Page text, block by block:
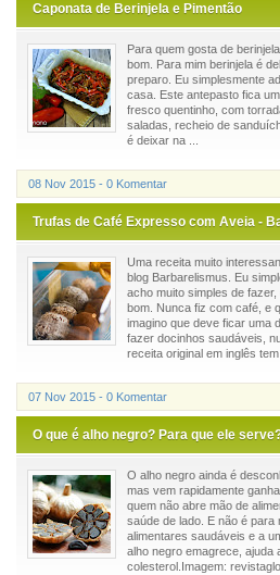
Caponata de Berinjela e Pimentão
Para quem gosta de
bom. Para mim berinjela é
preparo. Eu simplesmente
casa. Este antepasto fica
fresco quentinho, com
saladas, recheio de
é deixar na ...
08 Nov 2015 - 0 Komentar
Trufas de Café Expresso com Aveia -
Uma receita muito
blog Barbarelismus. Eu
acho muito simples de
bom. Nunca fiz com café, e
imagino que deve ficar uma
fazer docinhos saudáveis,
receita original em inglês tem
07 Nov 2015 - 0 Komentar
O que é alho negro? Para que ele
O alho negro ainda é
mas vem rapidamente
quem não abre mão de
saúde de lado. E não é para
alimentares saudáveis e a
alho negro emagrece, ajuda
colesterol.Imagem: